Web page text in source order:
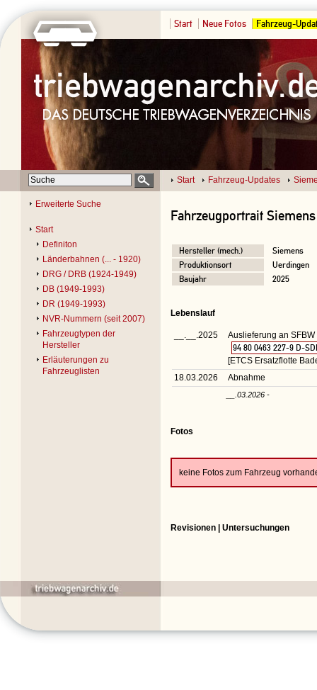
Start Neue Fotos Fahrzeug-
Start Fahrzeug-Updates
Erweiterte Suche
Start
Definiton
Länderbahnen (... - 1920)
DRG / DRB (1924-1949)
DB (1949-1993)
DR (1949-1993)
NVR-Nummern (seit 2007)
Fahrzeugtypen der
Hersteller
Erläuterungen zu
Fahrzeuglisten
Fahrzeugportrait Siemens
Hersteller (mech.)
Siemens
Produktionsort
Uerdingen
Baujahr
2025
Lebenslauf
__.__.2025
Auslieferung an
94 80 0463 227-9 D-
[ETCS Ersatzflotte
18.03.2026
Abnahme
__.03.2026 -
Fotos
keine Fotos zum Fahrzeug
Revisionen | Untersuchungen